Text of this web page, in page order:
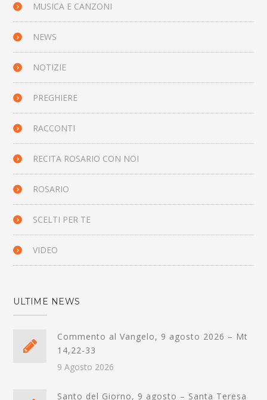
MUSICA E CANZONI
NEWS
NOTIZIE
PREGHIERE
RACCONTI
RECITA ROSARIO CON NOI
ROSARIO
SCELTI PER TE
VIDEO
ULTIME NEWS
Commento al Vangelo, 9 agosto 2026 – Mt
14,22-33
9 Agosto 2026
Santo del Giorno, 9 agosto – Santa Teresa